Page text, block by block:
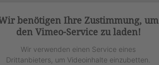
benötigen Ihre Zustimmung, um
den Vimeo-Service zu laden!
Wir verwenden einen Service eines
Drittanbieters, um Videoinhalte einzubetten.